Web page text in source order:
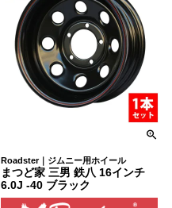
Roadster｜ジムニー用ホイール
まつど家 三男 鉄八 16インチ
6.0J -40 ブラック